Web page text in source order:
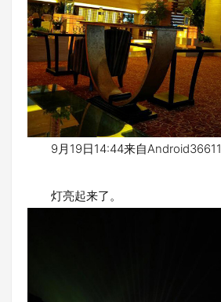
9月19日14:44来自Android36611
灯亮起来了。